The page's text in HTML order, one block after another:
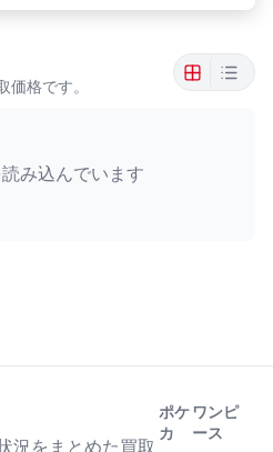
価格です。
み込んでいます
況をまとめた買取
ポケ
カ
ワンピ
ース